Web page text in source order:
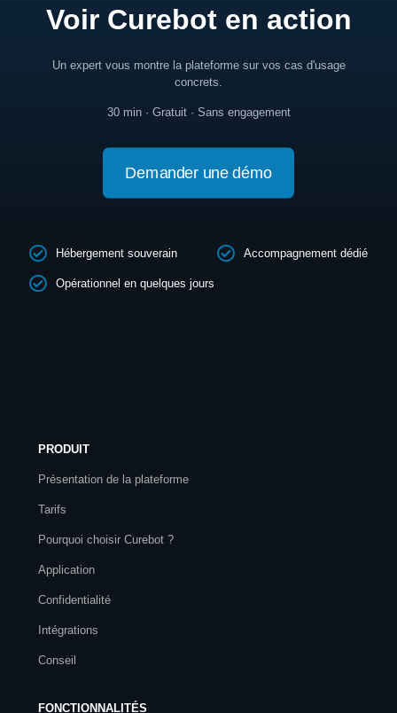
Voir Curebot en action
Un expert vous montre la plateforme sur vos cas d'usage
concrets.
30 min · Gratuit · Sans engagement
Demander une démo
Hébergement souverain Accompagnement dédié
Opérationnel en quelques jours
PRODUIT
Présentation de la plateforme
Tarifs
Pourquoi choisir Curebot ?
Application
Confidentialité
Intégrations
Conseil
FONCTIONNALITÉS